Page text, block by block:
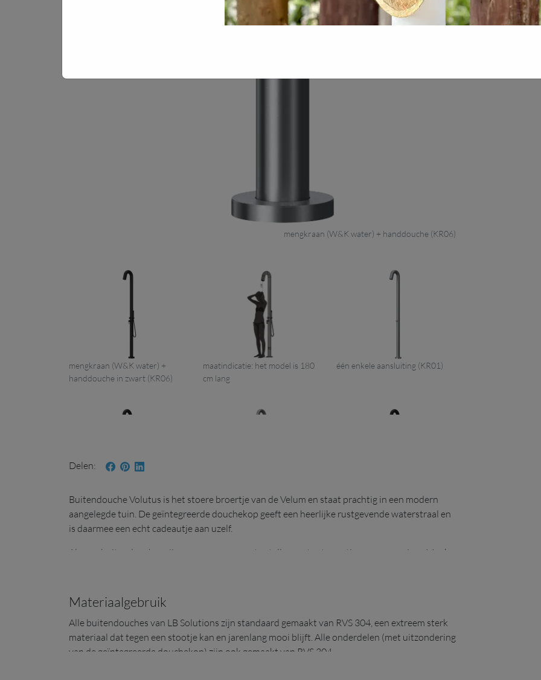
mengkraan (W&K water) + handdouche (KR06)
mengkraan (W&K water) +
handdouche in zwart (KR06)
maatindicatie: het model is 180
cm lang
één enkele aansluiting (KR01)
één enkele aansluiting in zwart
(KR01)
één enkele aansluiting ECO-
push (KR02)
één enkele aansluiting ECO-
push in zwart (KR02)
mengkraan (W&K water) (KR03)
mengkraan (W&K water) in
Delen
Volutus LB28 KR06
Buitendouche Volutus is het stoere broertje van de Velum en staat prachtig in een modern
aangelegde tuin. De geïntegreerde douchekop geeft een heerlijke rustgevende waterstraal en
is daarmee een echt cadeautje aan uzelf.
Al onze buitendouches zijn naar wens samen te stellen met extra opties en accessoires. Maak
Type KR06 is standaard voorzien van een dubbele aansluiting, een ééngreepsmengkraan voor warm
Volutus LB28 KR06
Materiaalgebruik
Alle buitendouches van LB Solutions zijn standaard gemaakt van RVS 304, een extreem sterk
materiaal dat tegen een stootje kan en jarenlang mooi blijft. Alle onderdelen (met uitzondering
van de geïntegreerde douchekop) zijn ook gemaakt van RVS 304.